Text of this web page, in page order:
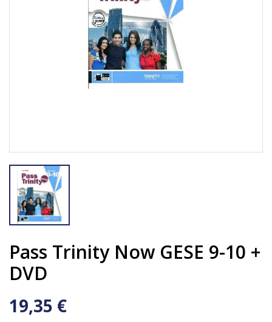
Pass Trinity Now GESE 9-10 +
DVD
19,35 €